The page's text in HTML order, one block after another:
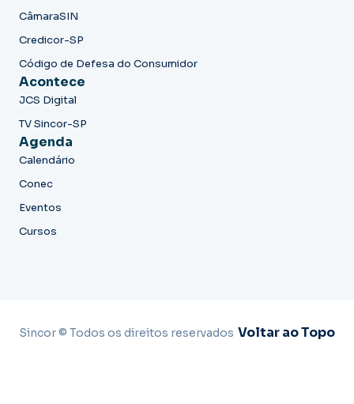
CâmaraSIN
Credicor-SP
Código de Defesa do Consumidor
Acontece
JCS Digital
TV Sincor-SP
Agenda
Calendário
Conec
Eventos
Cursos
Sincor © Todos os direitos reservados Voltar ao Topo